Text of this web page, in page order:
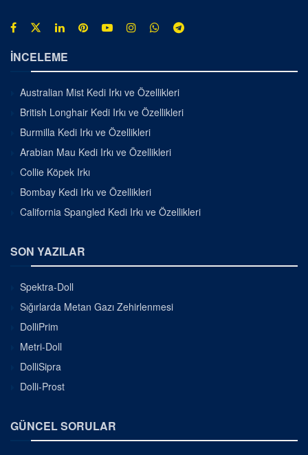
İNCELEME
Australian Mist Kedi Irkı ve Özellikleri
British Longhair Kedi Irkı ve Özellikleri
Burmilla Kedi Irkı ve Özellikleri
Arabian Mau Kedi Irkı ve Özellikleri
Collie Köpek Irkı
Bombay Kedi Irkı ve Özellikleri
California Spangled Kedi Irkı ve Özellikleri
SON YAZILAR
Spektra-Doll
Sığırlarda Metan Gazı Zehirlenmesi
DolliPrim
Metri-Doll
DolliSipra
Dolli-Prost
GÜNCEL SORULAR